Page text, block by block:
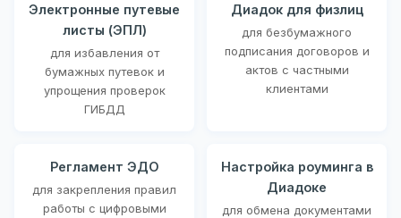
Электронные путевые
листы (ЭПЛ)
для избавления от
бумажных путевок и
упрощения проверок
ГИБДД
Диадок для физлиц
для безбумажного
подписания договоров и
актов с частными
клиентами
Регламент ЭДО
для закрепления правил
работы с цифровыми
Настройка роуминга в
Диадоке
для обмена документами